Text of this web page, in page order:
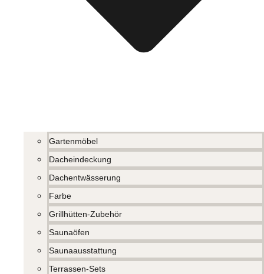
Gartenmöbel
Dacheindeckung
Dachentwässerung
Farbe
Grillhütten-Zubehör
Saunaöfen
Saunaausstattung
Terrassen-Sets